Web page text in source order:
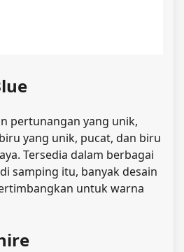
pertunangan yang unik,
yang unik, pucat, dan biru
Tersedia dalam berbagai
samping itu, banyak desain
untuk warna